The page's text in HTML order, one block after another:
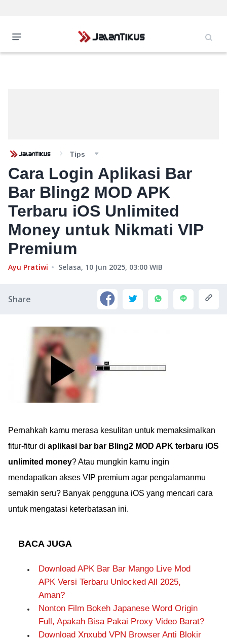
Tips
Cara Login Aplikasi Bar
Bar Bling2 MOD APK
Terbaru iOS Unlimited
Money untuk Nikmati VIP
Premium
Ayu Pratiwi Selasa, 10 Jun 2025, 03:00 WIB
Share
Pernahkah kamu merasa kesulitan untuk memaksimalkan
fitur-fitur di aplikasi bar bar Bling2 MOD APK terbaru iOS
unlimited money? Atau mungkin kamu ingin
mendapatkan akses VIP premium agar pengalamanmu
semakin seru? Banyak pengguna iOS yang mencari cara
untuk mengatasi keterbatasan ini.
BACA JUGA
Download APK Bar Bar Mango Live Mod
APK Versi Terbaru Unlocked All 2025,
Aman?
Nonton Film Bokeh Japanese Word Origin
Full, Apakah Bisa Pakai Proxy Video Barat?
Download Xnxubd VPN Browser Anti Blokir